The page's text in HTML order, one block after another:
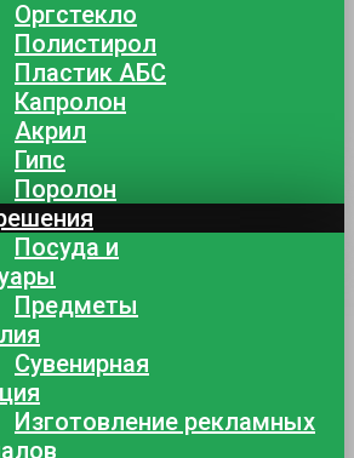
Оргстекло
Полистирол
Пластик АБС
Капролон
Акрил
Гипс
Поролон
Посуда и
Предметы
Сувенирная
Изготовление рекламных